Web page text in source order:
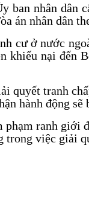
nhân dân
án nhân dân
cư ở nước
khiếu nại đến
quyết tranh
hành động
ranh giới
việc giải